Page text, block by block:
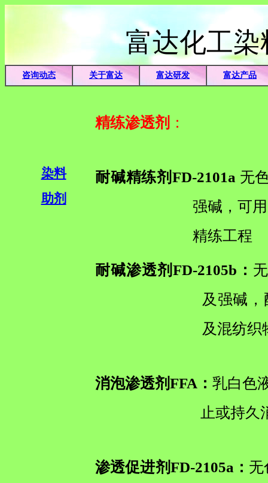
富达化工
咨询动态 关于富达 富达研发 富达产品
染料
助剂
精练渗透剂 ：
耐碱精练剂FD-2101a 无
强碱，可
精练工程
耐碱渗透剂FD-2105b：
及强碱
及混纺织
消泡渗透剂FFA：乳白色
止或持久
渗透促进剂FD-2105a： 无